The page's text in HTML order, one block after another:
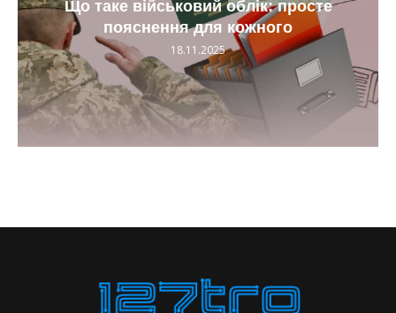
Що буде за СЗЧ у військовий час?
18.11.2025